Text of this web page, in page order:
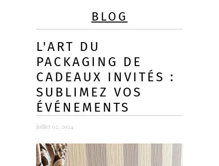
BLOG
L'ART DU
PACKAGING DE
CADEAUX INVITÉS :
SUBLIMEZ VOS
ÉVÉNEMENTS
juillet 02, 2024